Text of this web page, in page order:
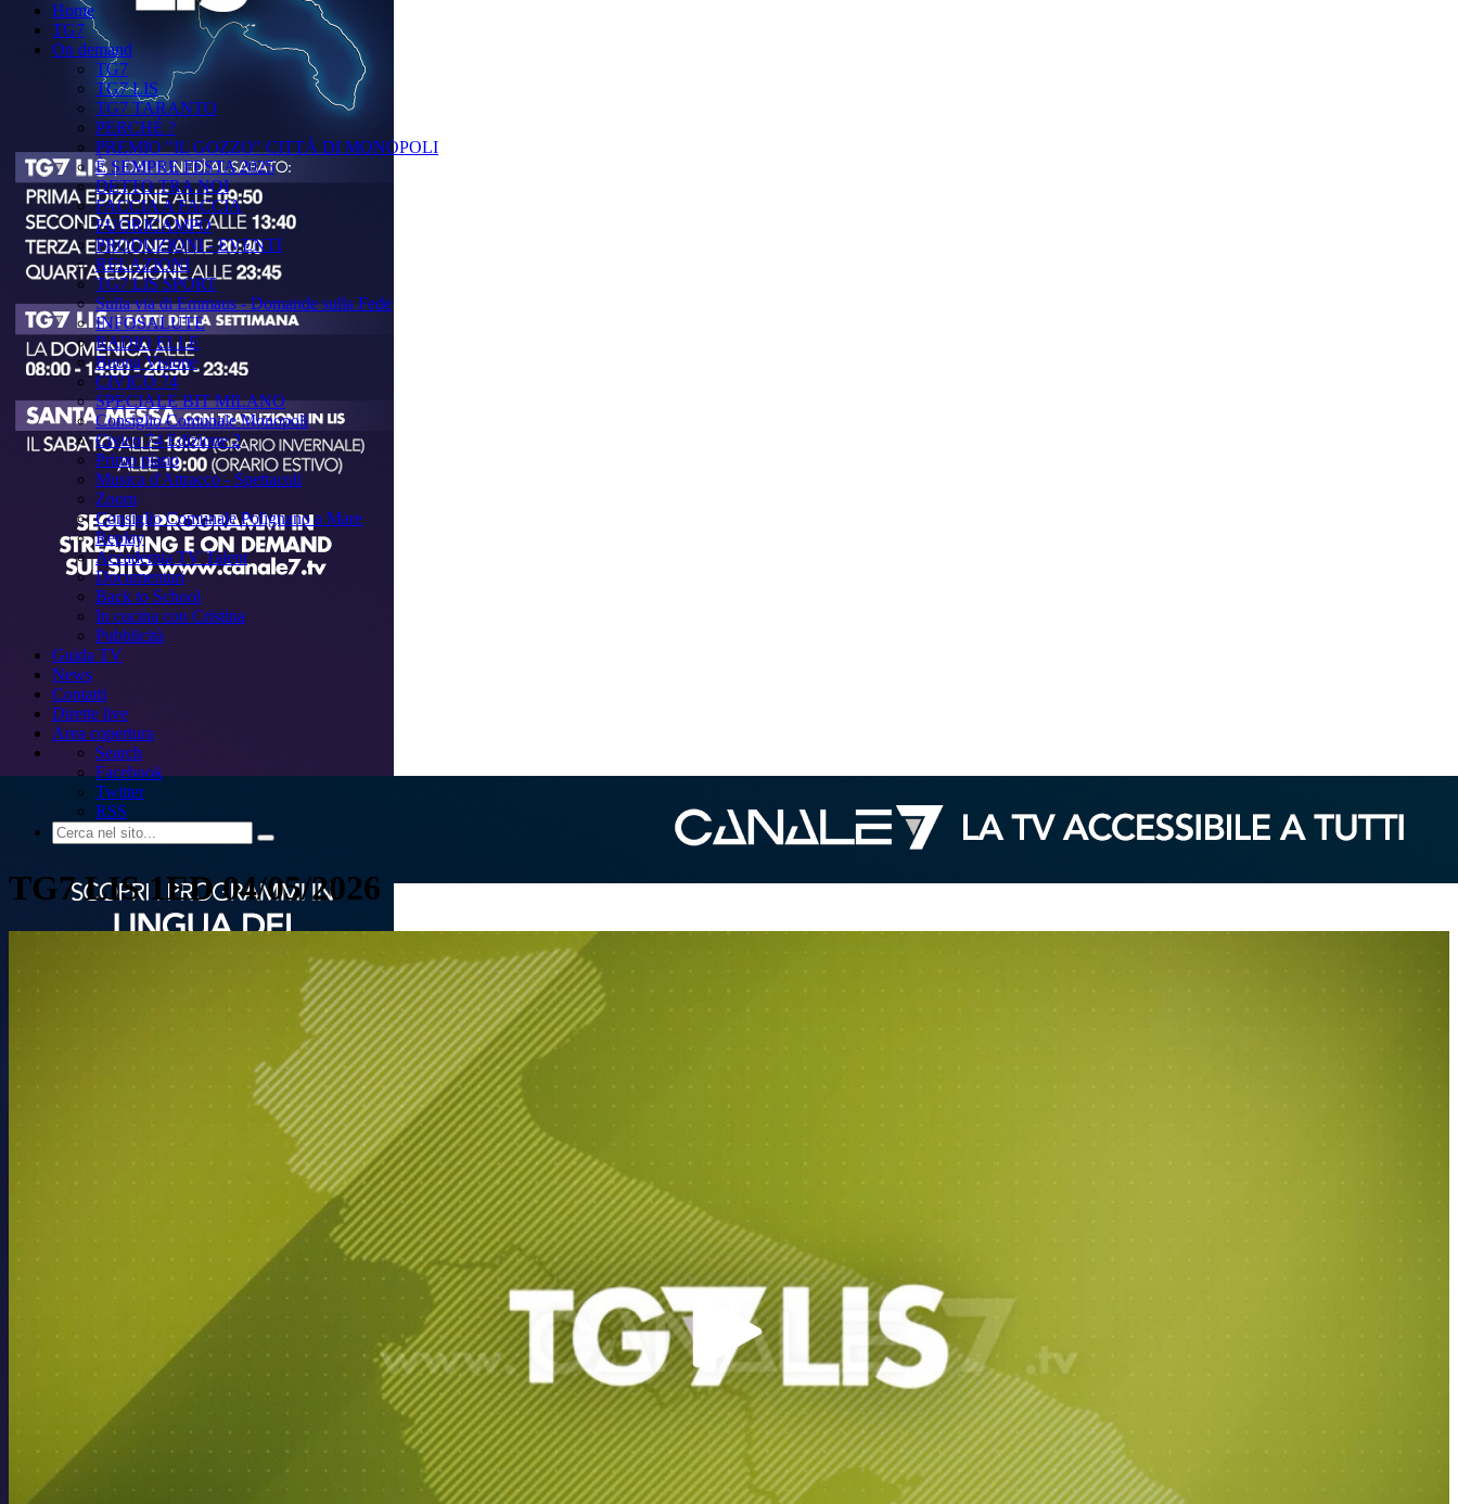
Home
TG7
On demand
TG7
TG7 LIS
TG7 TARANTO
PERCHÉ ?
PREMIO "IL GOZZO" CITTÀ DI MONOPOLI
È SEMPRE FESTA 2025
DETTO TRA NOI
FACCIA A FACCIA
FUORICAMPO
PRODUZIONI - EVENTI
RELAZIONI
TG7 LIS SPORT
Sulla via di Emmaus - Domande sulla Fede
INFOSALUTE
RADIO ELLE
Buona Visione
CIVICO 74
SPECIALE BIT MILANO
Consiglio Comunale Monopoli
Civico 74 Edizione 2
Primo piano
Musica d'Attracco - Spettacoli
Zoom
Consiglio Comunale Polignano a Mare
Replay
Accademia TV Talent
Documentari
Back to School
In cucina con Cristina
Pubblicità
Guida TV
News
Contatti
Dirette live
Area copertura
Search
Facebook
Twitter
RSS
TG7 LIS 1ED 04/05/2026
Play
Video